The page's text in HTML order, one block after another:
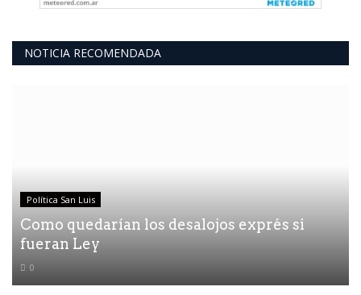
NOTICIA RECOMENDADA
Política San Luis
Como quedarían los desalojos exprés si
fueran Ley
0